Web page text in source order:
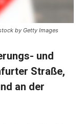
by Getty Images
und
Straße,
an der